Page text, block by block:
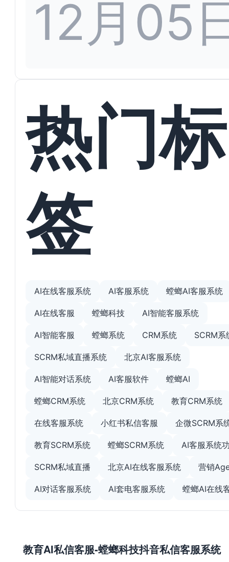
教育AI私信客服-螳螂科技抖音私信客服系统
12月05
热门标
签
AI在线客服系统 AI客服系统 螳螂AI客服系统
AI在线客服 螳螂科技 AI智能客服系统
AI智能客服 螳螂系统 CRM系统 SCRM系
SCRM私域直播系统 北京AI客服系统
AI智能对话系统 AI客服软件 螳螂AI
螳螂CRM系统 北京CRM系统 教育CRM系统
在线客服系统 小红书私信客服 企微SCRM系
教育SCRM系统 螳螂SCRM系统 AI客服系统
SCRM私域直播 北京AI在线客服系统 营销
AI对话客服系统 AI套电客服系统 螳螂AI在线